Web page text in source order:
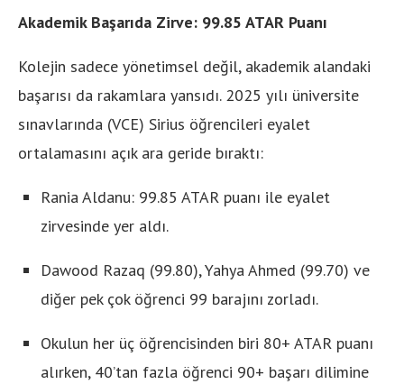
Akademik Başarıda Zirve: 99.85 ATAR Puanı
Kolejin sadece yönetimsel değil, akademik alandaki
başarısı da rakamlara yansıdı. 2025 yılı üniversite
sınavlarında (VCE) Sirius öğrencileri eyalet
ortalamasını açık ara geride bıraktı:
Rania Aldanu: 99.85 ATAR puanı ile eyalet
zirvesinde yer aldı.
Dawood Razaq (99.80), Yahya Ahmed (99.70) ve
diğer pek çok öğrenci 99 barajını zorladı.
Okulun her üç öğrencisinden biri 80+ ATAR puanı
alırken, 40’tan fazla öğrenci 90+ başarı dilimine